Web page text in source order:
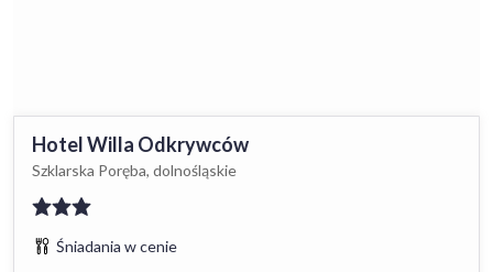
Hotel Willa Odkrywców
Szklarska Poręba, dolnośląskie
Śniadania w cenie